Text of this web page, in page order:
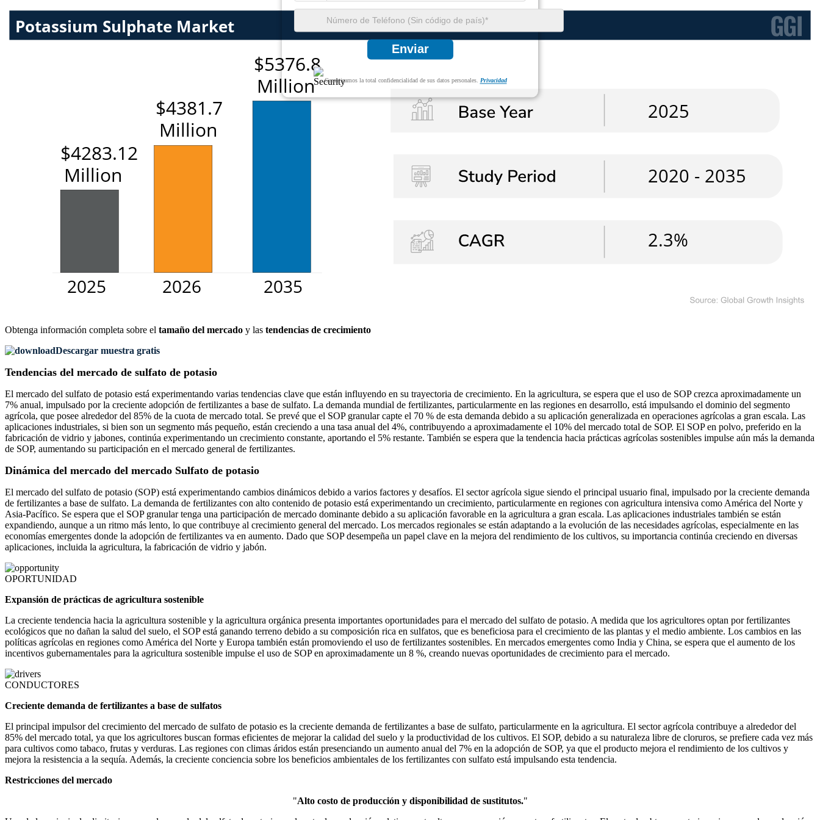
Enviar
Garantizamos la total confidencialidad de sus datos personales. Privacidad
Obtenga información completa sobre el tamaño del mercado y las tendencias de crecimiento
Descargar muestra gratis
Tendencias del mercado de sulfato de potasio
El mercado del sulfato de potasio está experimentando varias tendencias clave que están influyendo en su trayectoria de crecimiento. En la agricultura, se espera que el uso de SOP crezca aproximadamente un
7% anual, impulsado por la creciente adopción de fertilizantes a base de sulfato. La demanda mundial de fertilizantes, particularmente en las regiones en desarrollo, está impulsando el dominio del segmento
agrícola, que posee alrededor del 85% de la cuota de mercado total. Se prevé que el SOP granular capte el 70 % de esta demanda debido a su aplicación generalizada en operaciones agrícolas a gran escala. Las
aplicaciones industriales, si bien son un segmento más pequeño, están creciendo a una tasa anual del 4%, contribuyendo a aproximadamente el 10% del mercado total de SOP. El SOP en polvo, preferido en la
fabricación de vidrio y jabones, continúa experimentando un crecimiento constante, aportando el 5% restante. También se espera que la tendencia hacia prácticas agrícolas sostenibles impulse aún más la demanda
de SOP, aumentando su participación en el mercado general de fertilizantes.
Dinámica del mercado del mercado Sulfato de potasio
El mercado del sulfato de potasio (SOP) está experimentando cambios dinámicos debido a varios factores y desafíos. El sector agrícola sigue siendo el principal usuario final, impulsado por la creciente demanda
de fertilizantes a base de sulfato. La demanda de fertilizantes con alto contenido de potasio está experimentando un crecimiento, particularmente en regiones con agricultura intensiva como América del Norte y
Asia-Pacífico. Se espera que el SOP granular tenga una participación de mercado dominante debido a su aplicación favorable en la agricultura a gran escala. Las aplicaciones industriales también se están
expandiendo, aunque a un ritmo más lento, lo que contribuye al crecimiento general del mercado. Los mercados regionales se están adaptando a la evolución de las necesidades agrícolas, especialmente en las
economías emergentes donde la adopción de fertilizantes va en aumento. Dado que SOP desempeña un papel clave en la mejora del rendimiento de los cultivos, su importancia continúa creciendo en diversas
aplicaciones, incluida la agricultura, la fabricación de vidrio y jabón.
OPORTUNIDAD
Expansión de prácticas de agricultura sostenible
La creciente tendencia hacia la agricultura sostenible y la agricultura orgánica presenta importantes oportunidades para el mercado del sulfato de potasio. A medida que los agricultores optan por fertilizantes
ecológicos que no dañan la salud del suelo, el SOP está ganando terreno debido a su composición rica en sulfatos, que es beneficiosa para el crecimiento de las plantas y el medio ambiente. Los cambios en las
políticas agrícolas en regiones como América del Norte y Europa también están promoviendo el uso de fertilizantes sostenibles. En mercados emergentes como India y China, se espera que el aumento de los
incentivos gubernamentales para la agricultura sostenible impulse el uso de SOP en aproximadamente un 8 %, creando nuevas oportunidades de crecimiento para el mercado.
CONDUCTORES
Creciente demanda de fertilizantes a base de sulfatos
El principal impulsor del crecimiento del mercado de sulfato de potasio es la creciente demanda de fertilizantes a base de sulfato, particularmente en la agricultura. El sector agrícola contribuye a alrededor del
85% del mercado total, ya que los agricultores buscan formas eficientes de mejorar la calidad del suelo y la productividad de los cultivos. El SOP, debido a su naturaleza libre de cloruros, se prefiere cada vez más
para cultivos como tabaco, frutas y verduras. Las regiones con climas áridos están presenciando un aumento anual del 7% en la adopción de SOP, ya que el producto mejora el rendimiento de los cultivos y
mejora la resistencia a la sequía. Además, la creciente conciencia sobre los beneficios ambientales de los fertilizantes con sulfato está impulsando esta tendencia.
Restricciones del mercado
"Alto costo de producción y disponibilidad de sustitutos."